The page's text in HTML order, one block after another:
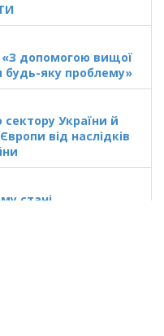
«З допомогою вищої
яку проблему»
сектору України й
від наслідків
стані